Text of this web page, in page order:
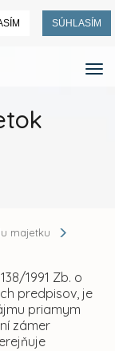
SÚHLASÍM
majetku
1991 Zb. o
predpisov, je
priamym
zámer